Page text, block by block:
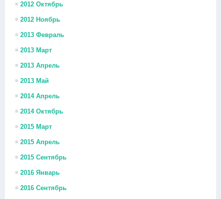
2012 Октябрь
2012 Ноябрь
2013 Февраль
2013 Март
2013 Апрель
2013 Май
2014 Апрель
2014 Октябрь
2015 Март
2015 Апрель
2015 Сентябрь
2016 Январь
2016 Сентябрь